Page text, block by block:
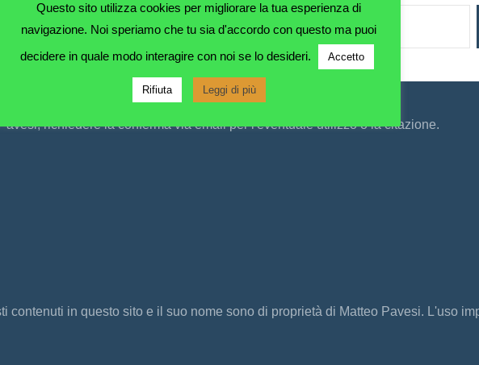
richiedere la conferma via email per l'eventuale utilizzo o la citazione.
contenuti in questo sito e il suo nome sono di proprietà di Matteo Pavesi. L'uso
Questo sito utilizza cookies per migliorare la tua esperienza di
navigazione. Noi speriamo che tu sia d'accordo con questo ma puoi
decidere in quale modo interagire con noi se lo desideri.
Accetto
Rifiuta Leggi di più